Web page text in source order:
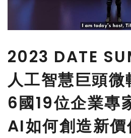
2023 DATE
人工智慧巨頭
6國19位企業專
AI如何創造新價